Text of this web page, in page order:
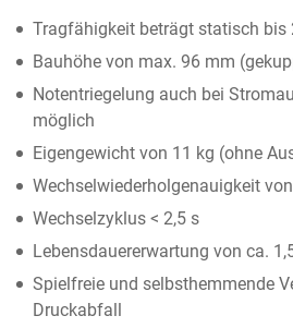
Tragfähigkeit beträgt statisch bis
Bauhöhe von max. 96 mm
Notentriegelung auch bei
möglich
Eigengewicht von 11 kg (ohne
Wechselwiederholgenauigkeit
Wechselzyklus < 2,5 s
Lebensdauererwartung von ca.
Spielfreie und selbsthemmende
Druckabfall